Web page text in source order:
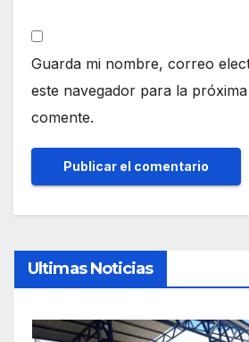
Guarda mi nombre, correo
este navegador para la
comente.
Ultimas Noticias